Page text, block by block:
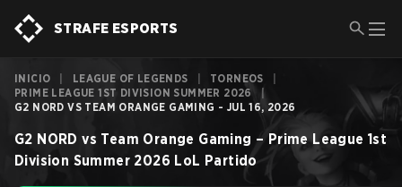
STRAFE ESPORTS
INICIO LEAGUE OF LEGENDS TORNEOS
PRIME LEAGUE 1ST DIVISION SUMMER 2026
|
G2 NORD VS TEAM ORANGE GAMING - JUL 16, 2026
G2 NORD vs Team Orange Gaming – Prime League 1st
Division Summer 2026 LoL Partido